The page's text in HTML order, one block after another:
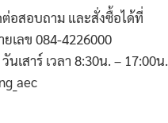
อสอบถาม และสั่งซื้อได้ที่
เลข 084-4226000
นเสาร์ เวลา 8:30น. – 17:00น.